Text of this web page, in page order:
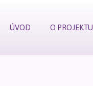
ÚVOD O PROJEKTU